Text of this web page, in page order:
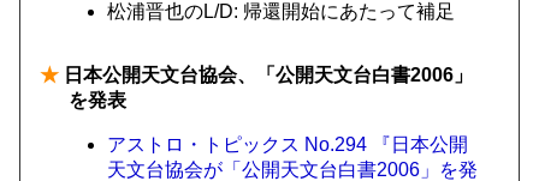
松浦晋也のL/D: 帰還開始にあたって補足
★ 日本公開天文台協会、「公開天文台白書2006」
を発表
アストロ・トピックス No.294 『日本公開
天文台協会が「公開天文台白書2006」を発